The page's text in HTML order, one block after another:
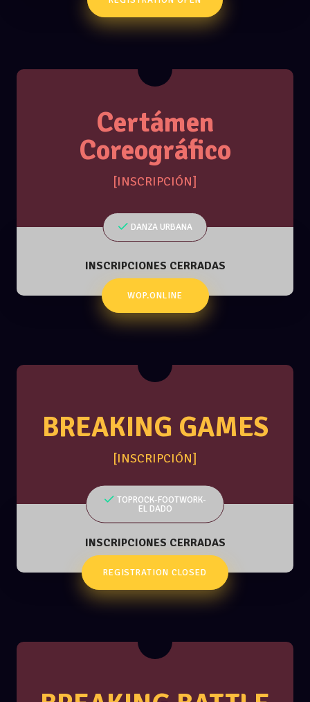
Certámen
Coreográfico
[INSCRIPCIÓN]
DANZA URBANA
INSCRIPCIONES CERRADAS
WOP.ONLINE
BREAKING GAMES
[INSCRIPCIÓN]
TOPROCK-FOOTWORK-
EL DADO
INSCRIPCIONES CERRADAS
REGISTRATION CLOSED